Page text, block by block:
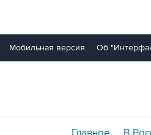
Мобильная версия Об